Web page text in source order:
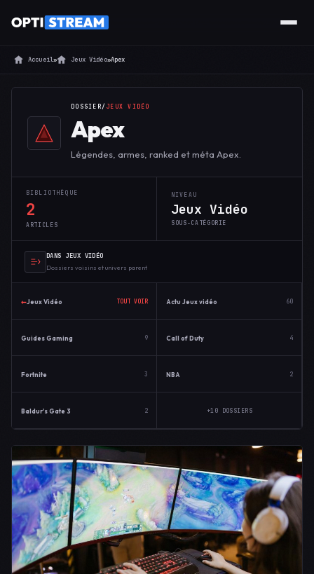
Accueil» Jeux Vidéo»Apex
DOSSIER / JEUX VIDÉO
Apex
Légendes, armes, ranked et méta Apex.
BIBLIOTHÈQUE
2
ARTICLES
NIVEAU
Jeux Vidéo
SOUS-CATÉGORIE
DANS JEUX VIDÉO
Dossiers voisins et univers parent
←Jeux Vidéo TOUT VOIR Actu Jeux vidéo 60
Guides Gaming 9 Call of Duty 4
Fortnite 3 NBA 2
Baldur's Gate 3 2 +10 DOSSIERS